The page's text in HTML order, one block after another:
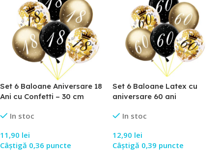
Set 6 Baloane Aniversare 18
Ani cu Confetti – 30 cm
In stoc
11,90 lei
Câștigă 0,36 puncte
Set 6 Baloane Latex cu
aniversare 60 ani
In stoc
12,90 lei
Câștigă 0,39 puncte